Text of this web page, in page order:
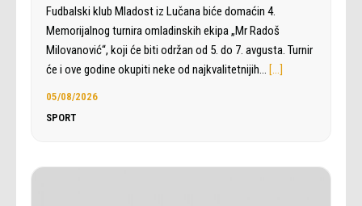
Fudbalski klub Mladost iz Lučana biće domaćin 4.
Memorijalnog turnira omladinskih ekipa „Mr Radoš
Milovanović“, koji će biti održan od 5. do 7. avgusta. Turnir
će i ove godine okupiti neke od najkvalitetnijih… […]
05/08/2026
SPORT